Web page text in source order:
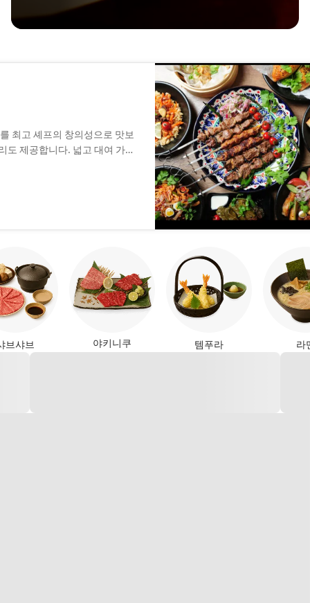
최고 셰프의 창의성으로 맛보
도 제공합니다. 넓고 대여 가능
브샤브 야키니쿠 템푸라 라